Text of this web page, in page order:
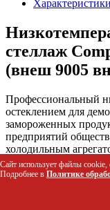
Характеристики
стеллаж
(внеш 9005
Профессиональный
остеклением для
замороженных
предприятий
холодильным
покупателей к
отрицательной
Сайт использует файлы
Подробнее в Политике